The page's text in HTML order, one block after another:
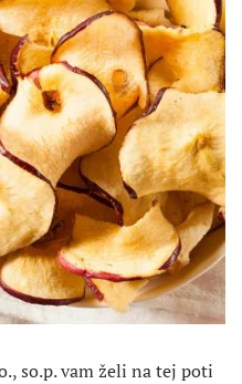
so.p. vam želi na tej poti